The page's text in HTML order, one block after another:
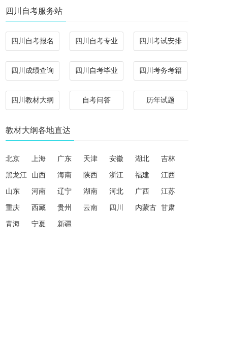
四川自考服务站
四川自考报名 四川自考专业 四川考试安排
四川成绩查询 四川自考毕业 四川考务考籍
四川教材大纲 自考问答 历年试题
教材大纲各地直达
北京 上海 广东 天津 安徽 湖北 吉林
黑龙江 山西 海南 陕西 浙江 福建 江西
山东 河南 辽宁 湖南 河北 广西 江苏
重庆 西藏 贵州 云南 四川 内蒙古 甘肃
青海 宁夏 新疆